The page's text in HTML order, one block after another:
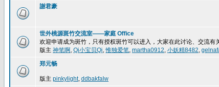
謝君豪
世外桃源斑竹交流室——家庭 Office
欢迎申请成为斑竹，只有授权斑竹可以进入，大家在此讨论、交流有
版主 神笔啊, Qi小宝贝Qi,惟独爱笔, martha0912, 小妖精8482,
郑元畅
版主 pinkylight, ddbakfalw